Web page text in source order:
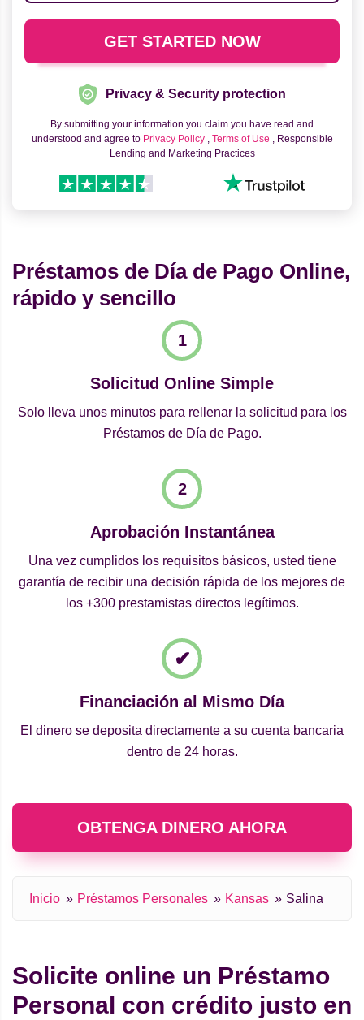
Privacy & Security protection
By submitting your information you claim you have read and
understood and agree to Privacy Policy , Terms of Use , Responsible
Lending and Marketing Practices
Préstamos de Día de Pago Online,
rápido y sencillo
Solicitud Online Simple
Solo lleva unos minutos para rellenar la solicitud para los
Préstamos de Día de Pago.
Aprobación Instantánea
Una vez cumplidos los requisitos básicos, usted tiene
garantía de recibir una decisión rápida de los mejores de
los +300 prestamistas directos legítimos.
Financiación al Mismo Día
El dinero se deposita directamente a su cuenta bancaria
dentro de 24 horas.
OBTENGA DINERO AHORA
Inicio Préstamos Personales Kansas Salina
Solicite online un Préstamo
Personal con crédito justo en